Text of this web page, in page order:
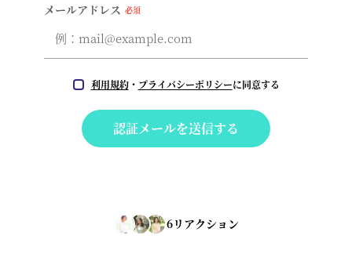
メールアドレス 必須
利用規約・ プライバシーポリシーに同意する
認証メールを送信する
6リアクション